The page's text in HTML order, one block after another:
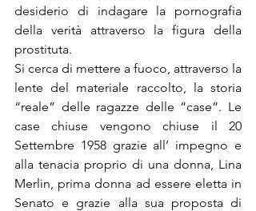
desiderio di indagare la pornografia
della verità attraverso la figura della
prostituta.
Si cerca di mettere a fuoco, attraverso la
lente del materiale raccolto, la storia
“reale” delle ragazze delle “case”. Le
case chiuse vengono chiuse il 20
Settembre 1958 grazie all’ impegno e
alla tenacia proprio di una donna, Lina
Merlin, prima donna ad essere eletta in
Senato e grazie alla sua proposta di